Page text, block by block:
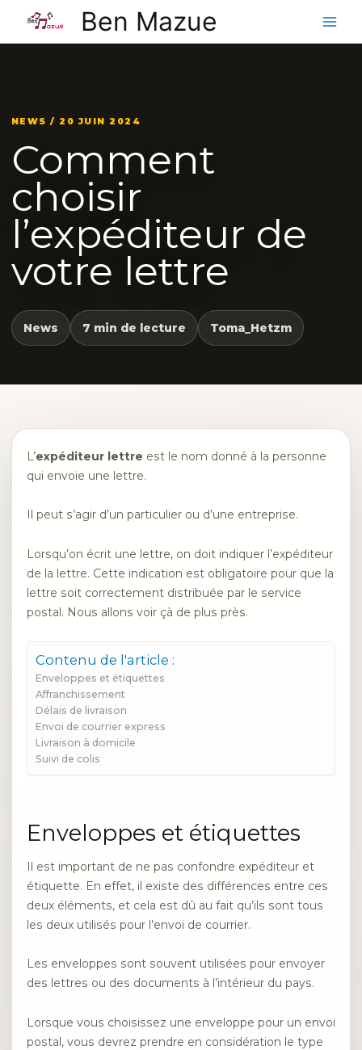
contenu
Ben Mazue
NEWS / 20 JUIN 2024
Comment
choisir
l’expéditeur de
votre lettre
News 7 min de lecture Toma_Hetzm
L’expéditeur lettre est le nom donné à la personne
qui envoie une lettre.
Il peut s’agir d’un particulier ou d’une entreprise.
Lorsqu’on écrit une lettre, on doit indiquer l’expéditeur
de la lettre. Cette indication est obligatoire pour que la
lettre soit correctement distribuée par le service
postal. Nous allons voir çà de plus près.
Contenu de l'article :
Enveloppes et étiquettes
Affranchissement
Délais de livraison
Envoi de courrier express
Livraison à domicile
Suivi de colis
Enveloppes et étiquettes
Il est important de ne pas confondre expéditeur et
étiquette. En effet, il existe des différences entre ces
deux éléments, et cela est dû au fait qu’ils sont tous
les deux utilisés pour l’envoi de courrier.
Les enveloppes sont souvent utilisées pour envoyer
des lettres ou des documents à l’intérieur du pays.
Lorsque vous choisissez une enveloppe pour un envoi
postal, vous devrez prendre en considération le type